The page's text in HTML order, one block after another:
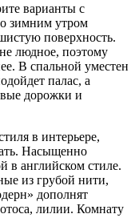
варианты с
зимним утром
поверхность.
людное, поэтому
В спальной уместен
палас, а
дорожки и
в интерьере,
Насыщенно
в английском стиле.
из грубой нити,
дополнят
лилии. Комнату